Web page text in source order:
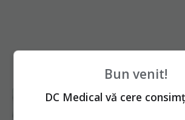
Bun venit!
DC Medical vă cere